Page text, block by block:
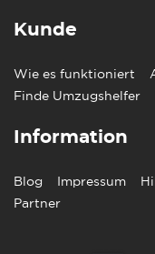
Kunde
Wie es funktioniert
Finde Umzugshelfer
Information
Blog Impressum
Partner